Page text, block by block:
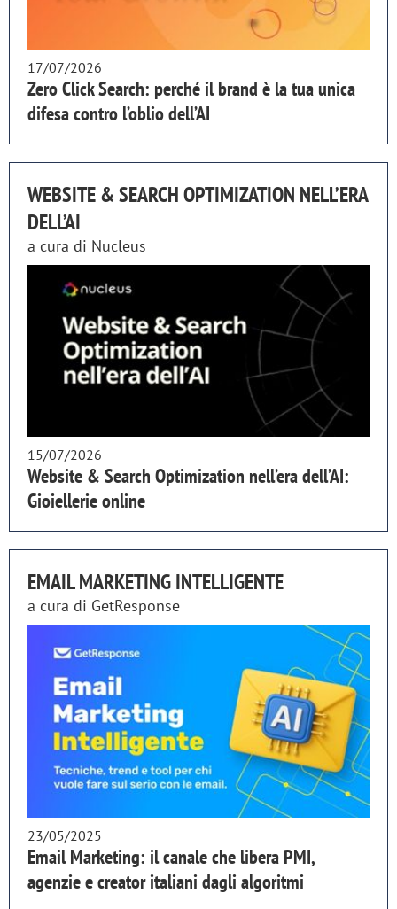
17/07/2026
Zero Click Search: perché il brand è la tua unica
difesa contro l’oblio dell’AI
WEBSITE & SEARCH OPTIMIZATION NELL’ERA
DELL’AI
a cura di Nucleus
15/07/2026
Website & Search Optimization nell’era dell’AI:
Gioiellerie online
EMAIL MARKETING INTELLIGENTE
a cura di GetResponse
23/05/2025
Email Marketing: il canale che libera PMI,
agenzie e creator italiani dagli algoritmi